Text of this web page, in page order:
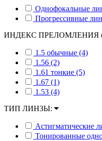
Однофокальные
Прогрессивные
ИНДЕКС ПРЕЛОМЛЕНИЯ
1.5 обычные (4)
1.56 (2)
1.61 тонкие (5)
1.67 (1)
1.53 (4)
ТИП ЛИНЗЫ:
Астигматические
Тонированные